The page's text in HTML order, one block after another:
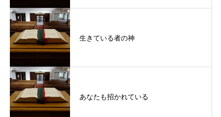
生きている者の神
あなたも招かれている